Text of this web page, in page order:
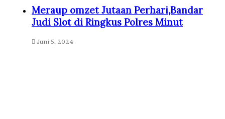
Meraup omzet Jutaan Perhari,Bandar
Judi Slot di Ringkus Polres Minut
Juni 5, 2024